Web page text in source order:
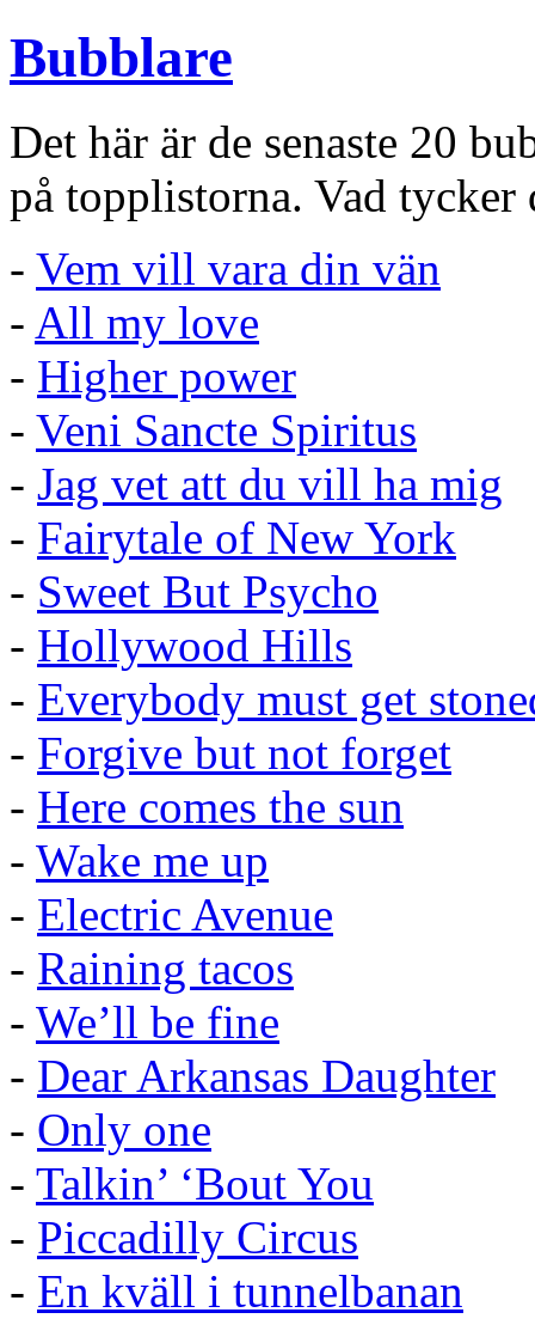
Bubblare
Det här är de senaste 20
på topplistorna. Vad
- Vem vill vara din vän
- All my love
- Higher power
- Veni Sancte Spiritus
- Jag vet att du vill ha mig
- Fairytale of New York
- Sweet But Psycho
- Hollywood Hills
- Everybody must get
- Forgive but not forget
- Here comes the sun
- Wake me up
- Electric Avenue
- Raining tacos
- We’ll be fine
- Dear Arkansas Daughter
- Only one
- Talkin’ ‘Bout You
- Piccadilly Circus
- En kväll i tunnelbanan